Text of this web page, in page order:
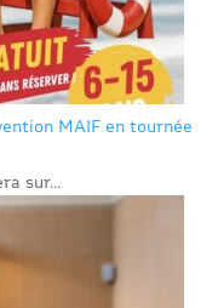
MAIF en tournée
sur...